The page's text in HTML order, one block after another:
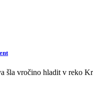
šla vročino hladit v reko